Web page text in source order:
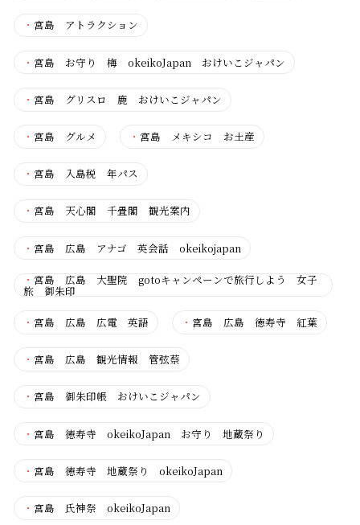
・ 宮島 アトラクション
・ 宮島 お守り 梅 okeikoJapan おけいこジャパン
・ 宮島 グリスロ 鹿 おけいこジャパン
・ 宮島 グルメ ・ 宮島 メキシコ お土産
・ 宮島 入島税 年パス
・ 宮島 天心閣 千畳閣 観光案内
・ 宮島 広島 アナゴ 英会話 okeikojapan
・ 宮島 広島 大聖院 gotoキャンペーンで旅行しよう 女子
旅 御朱印
・ 宮島 広島 広電 英語 ・ 宮島 広島 徳寿寺 紅葉
・ 宮島 広島 観光情報 管弦蔡
・ 宮島 御朱印帳 おけいこジャパン
・ 宮島 徳寿寺 okeikoJapan お守り 地蔵祭り
・ 宮島 徳寿寺 地蔵祭り okeikoJapan
・ 宮島 氏神祭 okeikoJapan